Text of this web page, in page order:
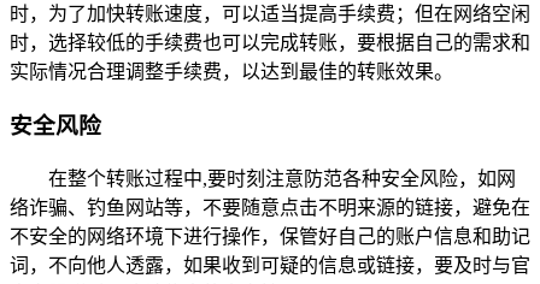
时，为了加快转账速度，可以适当提高手续费；但在网络空闲
时，选择较低的手续费也可以完成转账，要根据自己的需求和
实际情况合理调整手续费，以达到最佳的转账效果。
安全风险
在整个转账过程中,要时刻注意防范各种安全风险，如网
络诈骗、钓鱼网站等，不要随意点击不明来源的链接，避免在
不安全的网络环境下进行操作，保管好自己的账户信息和助记
词，不向他人透露，如果收到可疑的信息或链接，要及时与官